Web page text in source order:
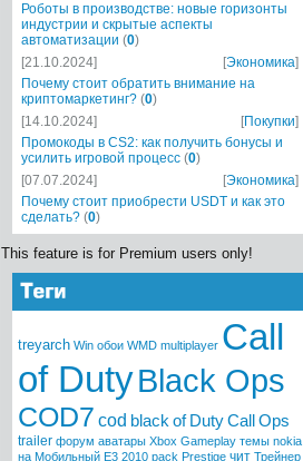
Роботы в производстве: новые горизонты
индустрии и скрытые аспекты
автоматизации (0)
[21.10.2024]
[Экономика]
Почему стоит обратить внимание на
криптомаркетинг? (0)
[14.10.2024]
[Покупки]
Промокоды в CS2: как получить бонусы и
усилить игровой процесс (0)
[07.07.2024]
[Экономика]
Почему стоит приобрести USDT и как это
сделать? (0)
This feature is for Premium users only!
treyarch Win обои WMD multiplayer Call
of DutyBlack Ops
COD7 cod black of DutyCall Ops
trailer форум аватары Xbox Gameplay темы nokia
на Мобильный E3 2010 pack Prestige чит Трейнер